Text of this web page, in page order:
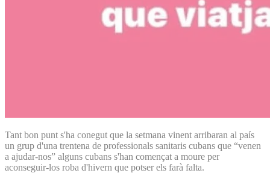
Tant bon punt s'ha conegut que la setmana vinent arribaran al país
un grup d'una trentena de professionals sanitaris cubans que “venen
a ajudar-nos” alguns cubans s'han començat a moure per
aconseguir-los roba d'hivern que potser els farà falta.